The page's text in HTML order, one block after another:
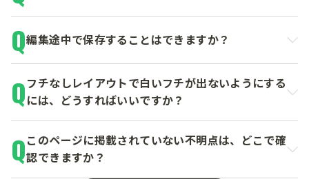
編集途中で保存することはできますか？
フチなしレイアウトで白いフチが出ないようにする
には、どうすればいいですか？
このページに掲載されていない不明点は、どこで確
認できますか？